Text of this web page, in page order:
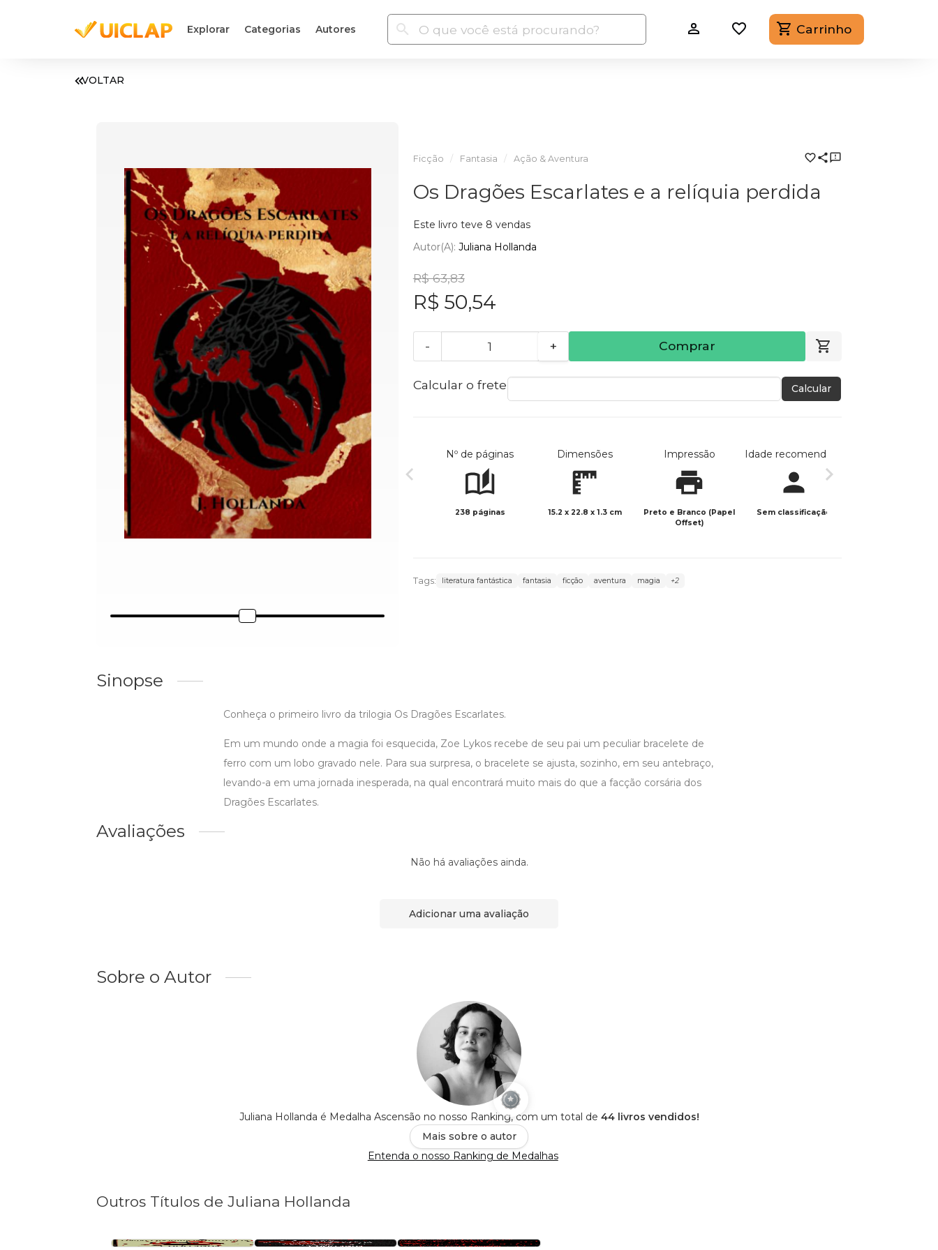
Explorar Categorias Autores Carrinho
VOLTAR
Ficção Fantasia Ação & Aventura
Os Dragões Escarlates e a relíquia perdida
Este livro teve 8 vendas
Autor(a): Juliana Hollanda
R$ 63,83
R$ 50,54
- + Comprar
Calcular o frete Calcular
Nº de páginas
238 páginas
Dimensões
15.2 x 22.8 x 1.3 cm
Impressão
Preto e Branco (Papel
Offset)
Idade recomendada
Sem classificação
Tags: literatura fantástica fantasia ficção aventura magia +2
Sinopse
Conheça o primeiro livro da trilogia Os Dragões Escarlates.
Em um mundo onde a magia foi esquecida, Zoe Lykos recebe de seu pai um peculiar bracelete de
ferro com um lobo gravado nele. Para sua surpresa, o bracelete se ajusta, sozinho, em seu antebraço,
levando-a em uma jornada inesperada, na qual encontrará muito mais do que a facção corsária dos
Dragões Escarlates.
Avaliações
Não há avaliações ainda.
Adicionar uma avaliação
Sobre o Autor
Juliana Hollanda é Medalha Ascensão no nosso Ranking, com um total de 44 livros vendidos!
Mais sobre o autor
Entenda o nosso Ranking de Medalhas
Outros Títulos de Juliana Hollanda